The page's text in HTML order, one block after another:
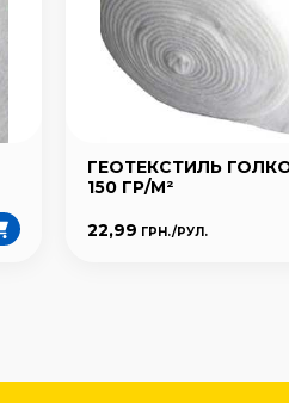
ГЕОТЕКСТИЛЬ
150 ГР/М²
22,99 ГРН./РУЛ.